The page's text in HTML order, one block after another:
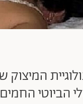
הביוטי